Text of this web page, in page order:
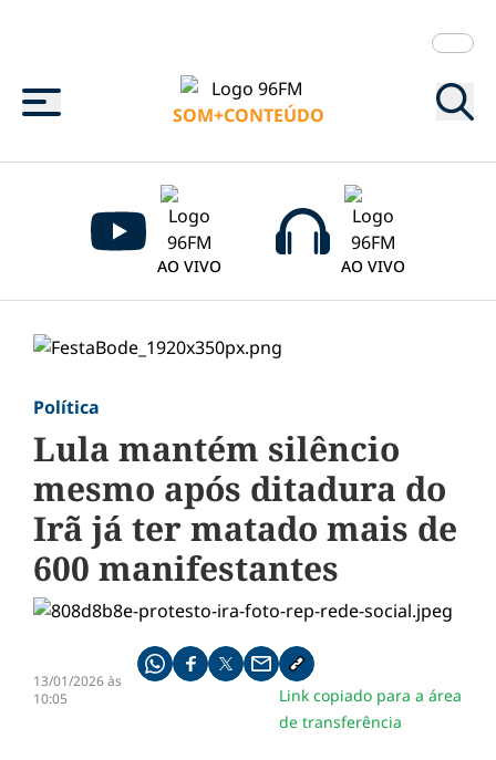
Menu
SOM+CONTEÚDO
AO VIVO AO VIVO
Política
Lula mantém silêncio
mesmo após ditadura do
Irã já ter matado mais de
600 manifestantes
13/01/2026 às
10:05
Compartilhe pelo whatsapp
Compartilhar no facebook
Compartilhar no twitter
Compartilhe pelo email
Copiar link da notícia
Link copiado para a área
de transferência